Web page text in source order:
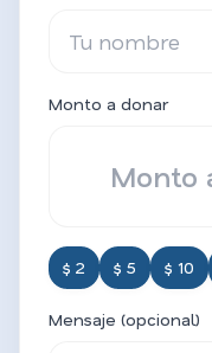
Monto a donar
$ 2 $ 5 $ 10
Mensaje (opcional)